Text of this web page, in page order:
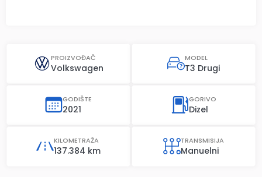
PROIZVOĐAČ
Volkswagen
MODEL
T3 Drugi
GODIŠTE
2021
GORIVO
Dizel
KILOMETRAŽA
137.384 km
TRANSMISIJA
Manuelni